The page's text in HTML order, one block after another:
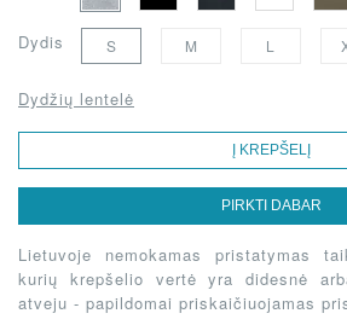
Dydis S M L
Dydžių lentelė
Į KREPŠELĮ
PIRKTI DABAR
Lietuvoje nemokamas pristatymas
kurių krepšelio vertė yra didesnė
atveju - papildomai priskaičiuojamas